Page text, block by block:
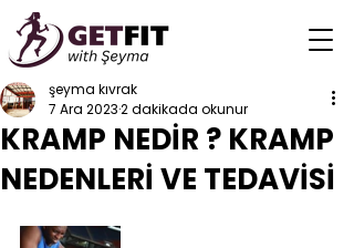
KRAMP NEDİR ? KRAMP
NEDENLERİ VE TEDAVİSİ
şeyma kıvrak
7 Ara 20232 dakikada okunur